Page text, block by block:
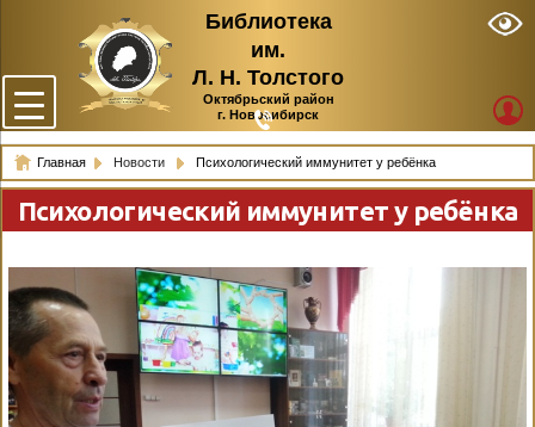
Библиотека
им.
Л. Н. Толстого
Октябрьский район
г. Новосибирск
Главная Новости Психологический иммунитет у ребёнка
Психологический иммунитет у ребёнка